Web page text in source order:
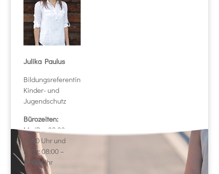
Julika Paulus
Bildungsreferentin
Kinder- und
Jugendschutz
Bürozeiten:
Mo/Do: 08:00 –
16:00 Uhr und
Di/Fr: 08:00 –
14:00 Uhr